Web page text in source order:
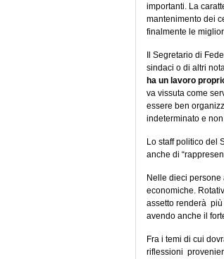
importanti. La
mantenimento dei
finalmente le
Il Segretario di
sindaci o di altri
ha un lavoro
va vissuta come
essere ben
indeterminato e
Lo staff politico del
anche di
Nelle dieci
economiche.
assetto renderà più
avendo anche il
Fra i temi di cui
riflessioni